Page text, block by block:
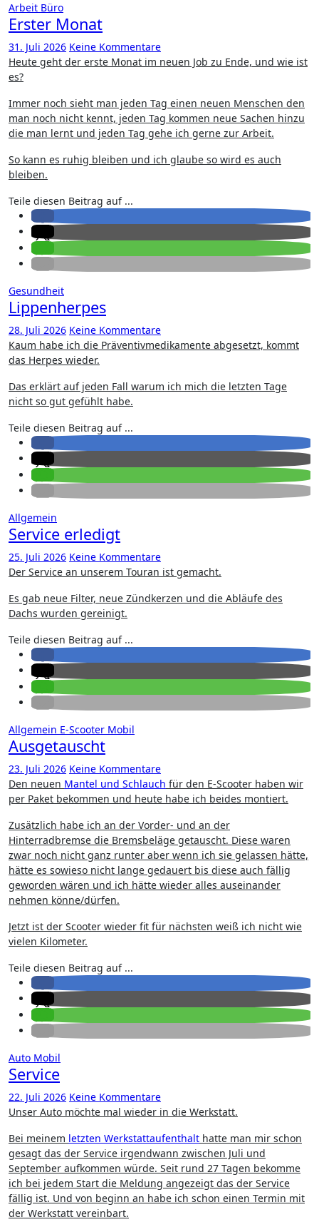
Arbeit Büro
Erster Monat
31. Juli 2026 Keine Kommentare
Heute geht der erste Monat im neuen Job zu Ende, und wie ist
es?
Immer noch sieht man jeden Tag einen neuen Menschen den
man noch nicht kennt, jeden Tag kommen neue Sachen hinzu
die man lernt und jeden Tag gehe ich gerne zur Arbeit.
So kann es ruhig bleiben und ich glaube so wird es auch
bleiben.
Teile diesen Beitrag auf ...
Gesundheit
Lippenherpes
28. Juli 2026 Keine Kommentare
Kaum habe ich die Präventivmedikamente abgesetzt, kommt
das Herpes wieder.
Das erklärt auf jeden Fall warum ich mich die letzten Tage
nicht so gut gefühlt habe.
Teile diesen Beitrag auf ...
Allgemein
Service erledigt
25. Juli 2026 Keine Kommentare
Der Service an unserem Touran ist gemacht.
Es gab neue Filter, neue Zündkerzen und die Abläufe des
Dachs wurden gereinigt.
Teile diesen Beitrag auf ...
Allgemein E-Scooter Mobil
Ausgetauscht
23. Juli 2026 Keine Kommentare
Den neuen Mantel und Schlauch für den E-Scooter haben wir
per Paket bekommen und heute habe ich beides montiert.
Zusätzlich habe ich an der Vorder- und an der
Hinterradbremse die Bremsbeläge getauscht. Diese waren
zwar noch nicht ganz runter aber wenn ich sie gelassen hätte,
hätte es sowieso nicht lange gedauert bis diese auch fällig
geworden wären und ich hätte wieder alles auseinander
nehmen könne/dürfen.
Jetzt ist der Scooter wieder fit für nächsten weiß ich nicht wie
vielen Kilometer.
Teile diesen Beitrag auf ...
Auto Mobil
Service
22. Juli 2026 Keine Kommentare
Unser Auto möchte mal wieder in die Werkstatt.
Bei meinem letzten Werkstattaufenthalt hatte man mir schon
gesagt das der Service irgendwann zwischen Juli und
September aufkommen würde. Seit rund 27 Tagen bekomme
ich bei jedem Start die Meldung angezeigt das der Service
fällig ist. Und von beginn an habe ich schon einen Termin mit
der Werkstatt vereinbart.